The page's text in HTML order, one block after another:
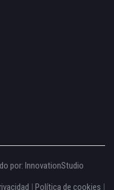
por: InnovationStudio
| Política de cookies |